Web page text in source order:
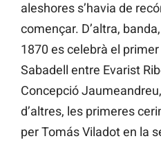
aleshores s’havia de
començar. D’altra,
1870 es celebrà el
Sabadell entre Evarist
Concepció
d’altres, les primeres
per Tomás Viladot en la